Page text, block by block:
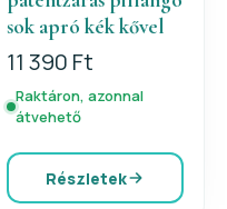
sok apró kék kővel
11 390 Ft
Raktáron, azonnal
átvehető
Részletek